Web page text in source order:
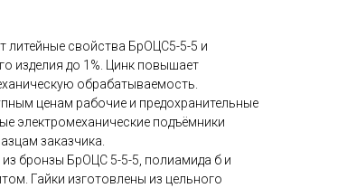
литейные свойства БрОЦС5-5-5 и
изделия до 1%. Цинк повышает
обрабатываемость.
ценам рабочие и предохранительные
электромеханические подъёмники
заказчика.
бронзы БрОЦС 5-5-5, полиамида б и
Гайки изготовлены из цельного